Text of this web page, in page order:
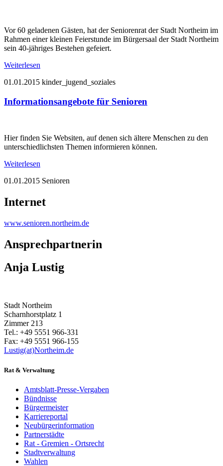
Vor 60 geladenen Gästen, hat der Seniorenrat der Stadt Northeim im
Rahmen einer kleinen Feierstunde im Bürgersaal der Stadt Northeim
sein 40-jähriges Bestehen gefeiert.
Weiterlesen
01.01.2015 kinder_jugend_soziales
Informationsangebote für Senioren
Hier finden Sie Websiten, auf denen sich ältere Menschen zu den
unterschiedlichsten Themen informieren können.
Weiterlesen
01.01.2015 Senioren
Internet
www.senioren.northeim.de
Ansprechpartnerin
Anja Lustig
Stadt Northeim
Scharnhorstplatz 1
Zimmer 213
Tel.: +49 5551 966-331
Fax: +49 5551 966-155
Lustig(at)Northeim.de
Rat & Verwaltung
Amtsblatt-Presse-Vergaben
Bündnisse
Bürgermeister
Karriereportal
Neubürgerinformation
Partnerstädte
Rat - Gremien - Ortsrecht
Stadtverwaltung
Wahlen